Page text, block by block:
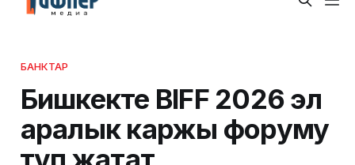
БАНКТАР
Бишкекте BIFF 2026 эл
аралык каржы форуму